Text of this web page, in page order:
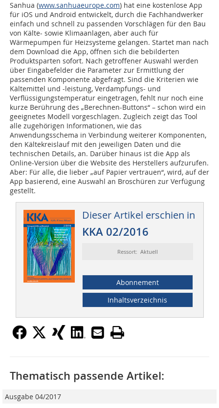
Sanhua (www.sanhuaeurope.com) hat eine kostenlose App
für iOS und Android entwickelt, durch die Fachhandwerker
einfach und schnell zu passenden Vorschlägen für den Bau
von Kälte- sowie Klimaanlagen, aber auch für
Wärmepumpen für Heizsysteme gelangen. Startet man nach
dem Download die App, öffnen sich die bebilderten
Produktsparten sofort. Nach getroffener Auswahl werden
über Eingabefelder die Parameter zur Ermittlung der
passenden Komponente abgefragt. Sind die Kriterien wie
Kältemittel und -leistung, Verdampfungs- und
Verflüssigungstemperatur eingetragen, fehlt nur noch eine
kurze Berührung des „Berechnen-Buttons“ – schon wird ein
geeignetes Modell vorgeschlagen. Zugleich zeigt das Tool
alle zugehörigen Informationen, wie das
Anwendungsschema in Verbindung weiterer Komponenten,
den Kältekreislauf mit den jeweiligen Daten und die
technischen Details, an. Darüber hinaus ist die App als
Online-Version über die Website des Herstellers aufzurufen.
Aber: Für alle, die lieber „auf Papier vertrauen“, wird, auf der
App basierend, eine Auswahl an Broschüren zur Verfügung
gestellt.
Dieser Artikel erschien in
KKA 02/2016
Ressort: Aktuell
Abonnement
Inhaltsverzeichnis
Thematisch passende Artikel:
Ausgabe 04/2017